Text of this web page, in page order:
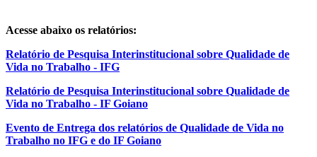
Acesse abaixo os relatórios:
Relatório de Pesquisa Interinstitucional sobre Qualidade de
Vida no Trabalho - IFG
Relatório de Pesquisa Interinstitucional sobre Qualidade de
Vida no Trabalho - IF Goiano
Evento de Entrega dos relatórios de Qualidade de Vida no
Trabalho no IFG e do IF Goiano